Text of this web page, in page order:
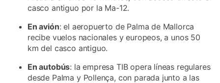
casco antiguo por la Ma-12.
En avión: el aeropuerto de Palma de Mallorca
recibe vuelos nacionales y europeos, a unos 50
km del casco antiguo.
En autobús: la empresa TIB opera líneas regulares
desde Palma y Pollença, con parada junto a las